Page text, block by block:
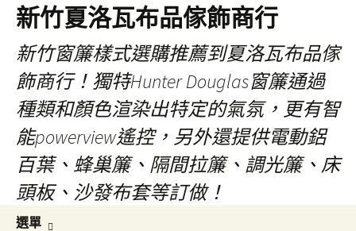
新竹夏洛瓦布品傢飾商行
新竹窗簾樣式選購推薦到夏洛瓦布品傢
飾商行！獨特Hunter Douglas窗簾通過
種類和顏色渲染出特定的氣氛，更有智
能powerview遙控，另外還提供電動鋁
百葉、蜂巢簾、隔間拉簾、調光簾、床
頭板、沙發布套等訂做！
選單